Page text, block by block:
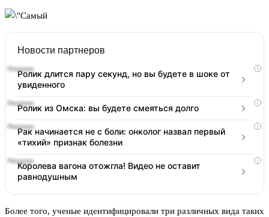
Новости партнеров
i
Ролик длится пару секунд, но вы будете в шоке от
увиденного
i
Ролик из Омска: вы будете смеяться долго
i
Рак начинается не с боли: онколог назвал первый
«тихий» признак болезни
i
Королева вагона отожгла! Видео не оставит
равнодушным
Более того, ученые идентифицировали три различных вида таких